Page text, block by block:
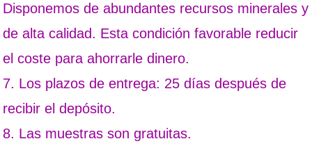
Disponemos de abundantes recursos minerales y
de alta calidad. Esta condición favorable reducir
el coste para ahorrarle dinero.
7. Los plazos de entrega: 25 días después de
recibir el depósito.
8. Las muestras son gratuitas.